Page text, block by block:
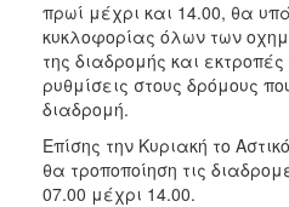
πρωί μέχρι και 14.00, θα
κυκλοφορίας όλων των
της διαδρομής και
ρυθμίσεις στους δρόμους
διαδρομή.
Επίσης την Κυριακή το
θα τροποποίηση τις
07.00 μέχρι 14.00.